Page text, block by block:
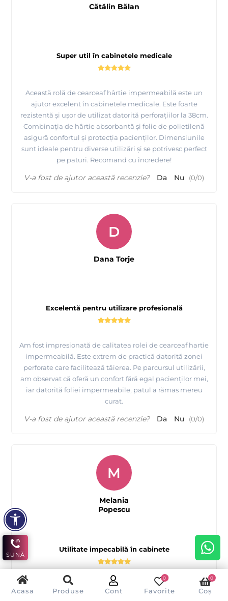
Acasa Produse Cont Favorite
0
Coș
0
Super util în cabinetele medicale
Această rolă de cearceaf hârtie impermeabilă este un
ajutor excelent în cabinetele medicale. Este foarte
rezistentă și ușor de utilizat datorită perforațiilor la 38cm.
Combinația de hârtie absorbantă și folie de polietilenă
asigură confortul și protecția pacienților. Dimensiunile
sunt ideale pentru diverse utilizări și se potrivesc perfect
pe paturi. Recomand cu încredere!
Cătălin Bălan
V-a fost de ajutor această recenzie? Da Nu (0/0)
Excelentă pentru utilizare profesională
Am fost impresionată de calitatea rolei de cearceaf hartie
impermeabilă. Este extrem de practică datorită zonei
perforate care facilitează tăierea. Pe parcursul utilizării,
am observat că oferă un confort fără egal pacienților mei,
iar datorită foliei impermeabile, patul a rămas mereu
curat.
D
Dana Torje
V-a fost de ajutor această recenzie? Da Nu (0/0)
Utilitate impecabilă în cabinete
Rola cearceaf hartie impermeabilă de la ATHINA este o
M
Melania
Popescu
SUNĂ